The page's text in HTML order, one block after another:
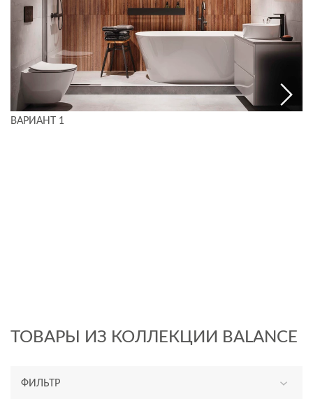
ВАРИАНТ 1
ТОВАРЫ ИЗ КОЛЛЕКЦИИ BALANCE
ФИЛЬТР